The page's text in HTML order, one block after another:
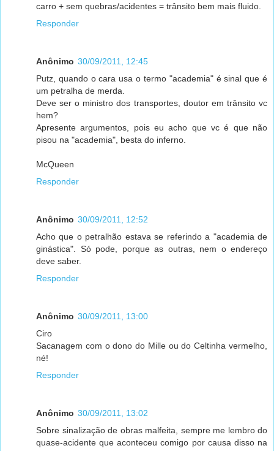
carro + sem quebras/acidentes = trânsito bem mais fluido.
Responder
Anônimo 30/09/2011, 12:45
Putz, quando o cara usa o termo "academia" é sinal que é
um petralha de merda.
Deve ser o ministro dos transportes, doutor em trânsito vc
hem?
Apresente argumentos, pois eu acho que vc é que não
pisou na "academia", besta do inferno.
McQueen
Responder
Anônimo 30/09/2011, 12:52
Acho que o petralhão estava se referindo a "academia de
ginástica". Só pode, porque as outras, nem o endereço
deve saber.
Responder
Anônimo 30/09/2011, 13:00
Ciro
Sacanagem com o dono do Mille ou do Celtinha vermelho,
né!
Responder
Anônimo 30/09/2011, 13:02
Sobre sinalização de obras malfeita, sempre me lembro do
quase-acidente que aconteceu comigo por causa disso na